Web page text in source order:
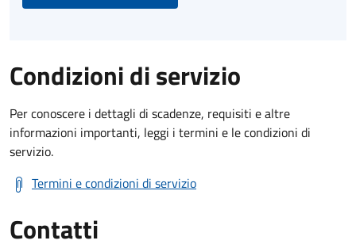
Condizioni di servizio
Per conoscere i dettagli di scadenze, requisiti e altre
informazioni importanti, leggi i termini e le condizioni di
servizio.
Termini e condizioni di servizio
Contatti